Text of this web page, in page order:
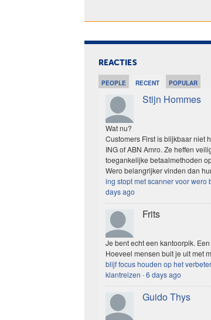
REACTIES
PEOPLE RECENT POPULAR
Stijn Hommes
Wat nu?
Customers First is blijkbaar niet
ING of ABN Amro. Ze heffen
toegankelijke betaalmethoden
Wero belangrijker vinden dan
ing stopt met scanner voor wero
days ago
Frits
Je bent echt een kantoorpik.
Hoeveel mensen buit je uit met
blijf focus houden op het
klantreizen ·6 days ago
Guido Thys